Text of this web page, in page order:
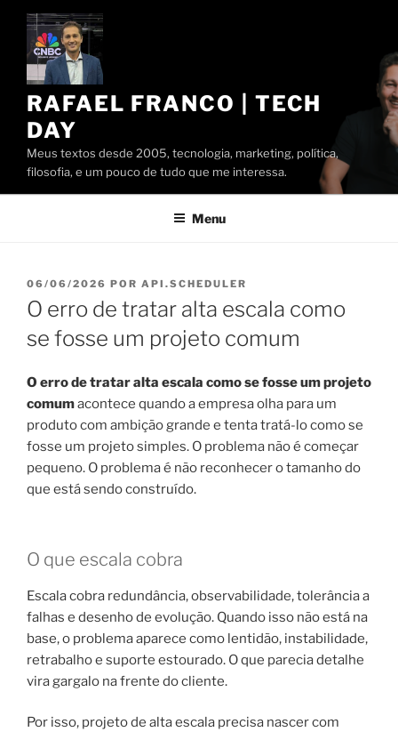
Pular
conteúdo
RAFAEL FRANCO | TECH
DAY
Meus textos desde 2005, tecnologia, marketing, política,
filosofia, e um pouco de tudo que me interessa.
Menu
PUBLICADO
EM
06/06/2026 POR API.SCHEDULER
O erro de tratar alta escala como
se fosse um projeto comum
O erro de tratar alta escala como se fosse um projeto
comumacontece quando a empresa olha para um
produto com ambição grande e tenta tratá-lo como se
fosse um projeto simples. O problema não é começar
pequeno. O problema é não reconhecer o tamanho do
que está sendo construído.
O que escala cobra
Escala cobra redundância, observabilidade, tolerância a
falhas e desenho de evolução. Quando isso não está na
base, o problema aparece como lentidão, instabilidade,
retrabalho e suporte estourado. O que parecia detalhe
vira gargalo na frente do cliente.
Por isso, projeto de alta escala precisa nascer com